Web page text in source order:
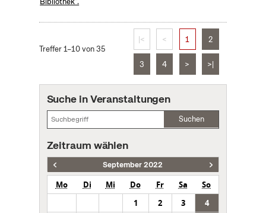
Treffer 1–10 von 35
|< < 1 2
3 4 > >|
Suche in Veranstaltungen
Suchen
Zeitraum wählen
September 2022
Mo Di Mi Do Fr Sa
So
1
2 3
4